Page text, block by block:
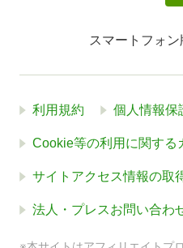
スマートフォン
利用規約 個人情報保
Cookie等の利用に関する
サイトアクセス情報の取
法人・プレスお問い合わ